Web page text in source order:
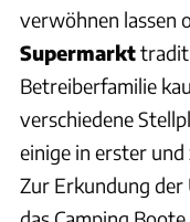
verwöhnen lassen
Supermarkt
Betreiberfamilie
verschiedene
einige in erster und
Zur Erkundung der